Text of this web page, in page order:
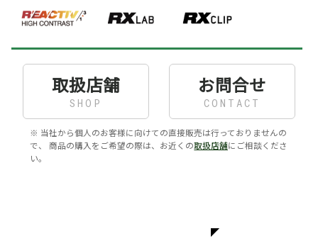
取扱店舗
SHOP
お問合せ
CONTACT
※ 当社から個人のお客様に向けての直接販売は行っておりませんの
で、 商品の購入をご希望の際は、お近くの取扱店舗にご相談くださ
い。